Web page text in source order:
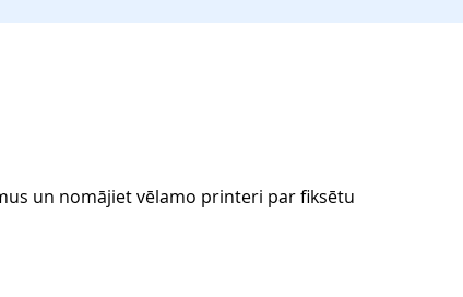
un nomājiet vēlamo printeri par fiksētu